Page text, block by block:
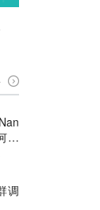
揭
调